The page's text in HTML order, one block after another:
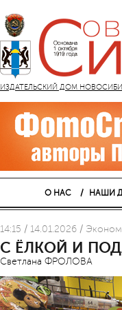
ИЗДАТЕЛЬСКИЙ ДОМ
О НАС НАШИ
14:15 / 14.01.2026 /
С ЁЛКОЙ И
Светлана ФРОЛОВА